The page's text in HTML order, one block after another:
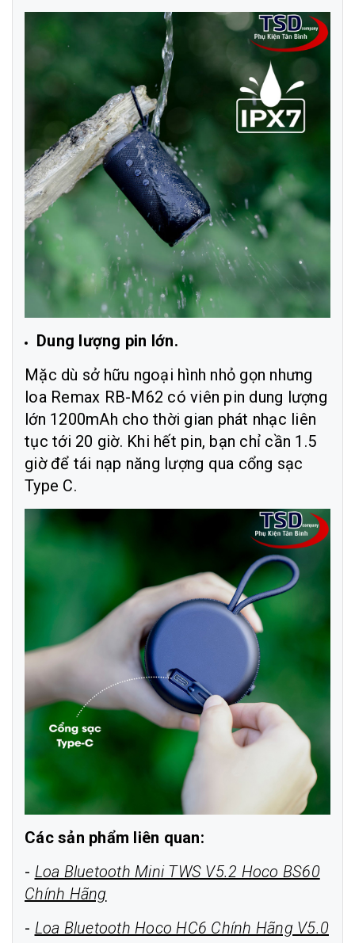
Dung lượng pin lớn.
Mặc dù sở hữu ngoại hình nhỏ gọn nhưng
loa Remax RB-M62 có viên pin dung lượng
lớn 1200mAh cho thời gian phát nhạc liên
tục tới 20 giờ. Khi hết pin, bạn chỉ cần 1.5
giờ để tái nạp năng lượng qua cổng sạc
Type C.
Các sản phẩm liên quan:
- Loa Bluetooth Mini TWS V5.2 Hoco BS60
Chính Hãng
- Loa Bluetooth Hoco HC6 Chính Hãng V5.0